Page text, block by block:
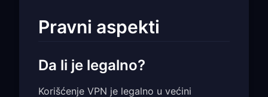
Pravni aspekti
Da li je legalno?
Korišćenje VPN je legalno u većini